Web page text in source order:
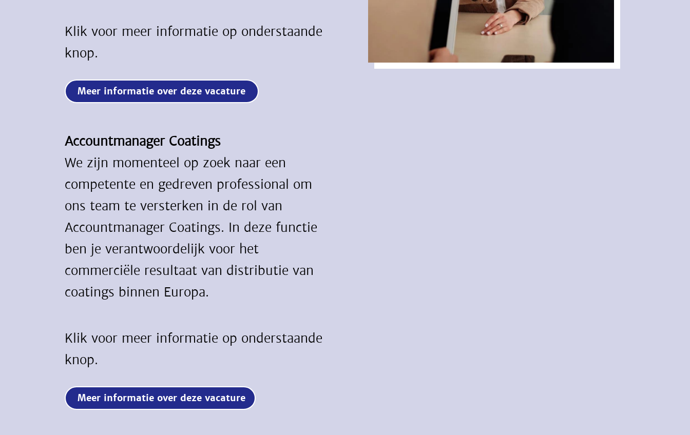
Klik voor meer informatie op onderstaande
knop.
Meer informatie over deze vacature
Accountmanager Coatings
We zijn momenteel op zoek naar een
competente en gedreven professional om
ons team te versterken in de rol van
Accountmanager Coatings. In deze functie
ben je verantwoordelijk voor het
commerciële resultaat van distributie van
coatings binnen Europa.
Klik voor meer informatie op onderstaande
knop.
Meer informatie over deze vacature